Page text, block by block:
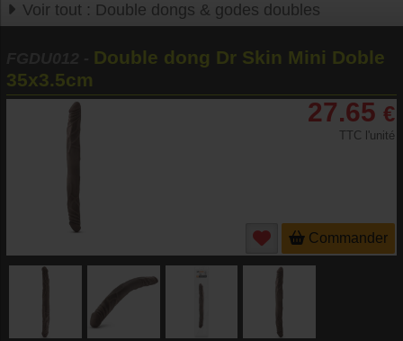
Voir tout : Double dongs & godes doubles
Double dong Dr Skin Mini Doble
35x3.5cm
27.65 €
TTC l'unité
Commander